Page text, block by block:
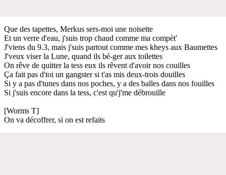
Que des tapettes, Merkus sers-moi une noisette
Et un verre d'eau, j'suis trop chaud comme ma compèt'
J'viens du 9.3, mais j'suis partout comme mes kheys aux Baumettes
J'veux viser la Lune, quand ils bé-ger aux toilettes
On rêve de quitter la tess eux ils rêvent d'avoir nos couilles
Ça fait pas d'toi un gangster si t'as mis deux-trois douilles
Si y a pas d'tunes dans nos poches, y a des balles dans nos fouilles
Si j'suis encore dans la tess, c'est qu'j'me débrouille
[Worms T]
On va décoffrer, si on est refaits